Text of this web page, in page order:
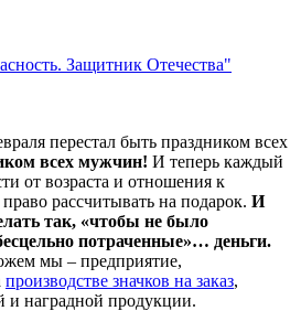
Защитник Отечества"
перестал быть праздником всех
всех мужчин! И теперь каждый
от возраста и отношения к
рассчитывать на подарок. И
так, «чтобы не было
потраченные»… деньги.
мы – предприятие,
производстве значков на заказ,
и наградной продукции.